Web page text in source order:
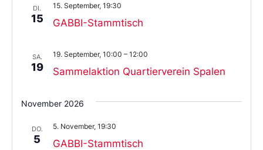
DI.
15 GABBI-Stammtisch
15. September, 19:30
SA.
19 Sammelaktion Quartierverein Spalen
19. September, 10:00 – 12:00
November 2026
DO.
5 GABBI-Stammtisch
5. November, 19:30